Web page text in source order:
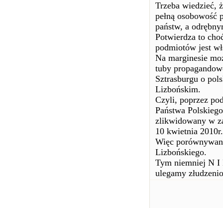
Trzeba wiedzieć,
pełną
państw, a
Potwierdza to
podmiotów jest
Na marginesie
tuby
Sztrasburgu o
Lizbońskim.
Czyli, poprzez
Państwa
zlikwidowany w
10 kwietnia
Więc
Lizbońskiego.
Tym niemniej N I
ulegamy